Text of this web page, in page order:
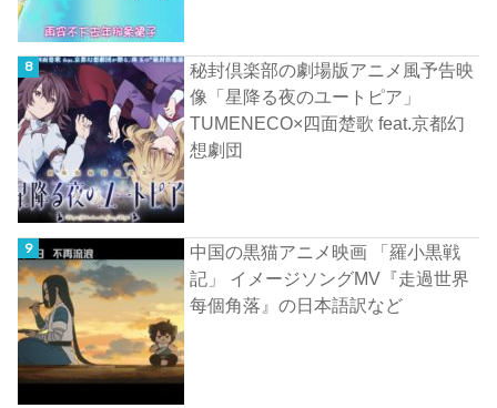
秘封倶楽部の劇場版アニメ風予告映
像「星降る夜のユートピア」
TUMENECO×四面楚歌 feat.京都幻
想劇団
中国の黒猫アニメ映画 「羅小黒戦
記」 イメージソングMV『走過世界
每個角落』の日本語訳など